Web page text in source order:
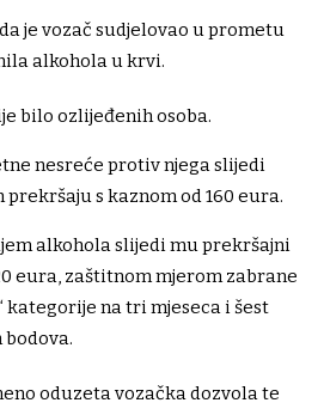
je vozač sudjelovao u prometu
alkohola u krvi.
bilo ozlijeđenih osoba.
nesreće protiv njega slijedi
s kaznom od 160 eura.
alkohola slijedi mu prekršajni
eura, zaštitnom mjerom zabrane
kategorije na tri mjeseca i šest
oduzeta vozačka dozvola te